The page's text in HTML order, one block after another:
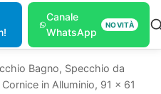
Canale
WhatsApp
NOVITÀ
Bagno, Specchio da
in Alluminio, 91 x 61